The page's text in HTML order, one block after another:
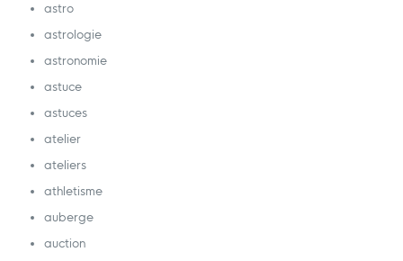
astro
astrologie
astronomie
astuce
astuces
atelier
ateliers
athletisme
auberge
auction